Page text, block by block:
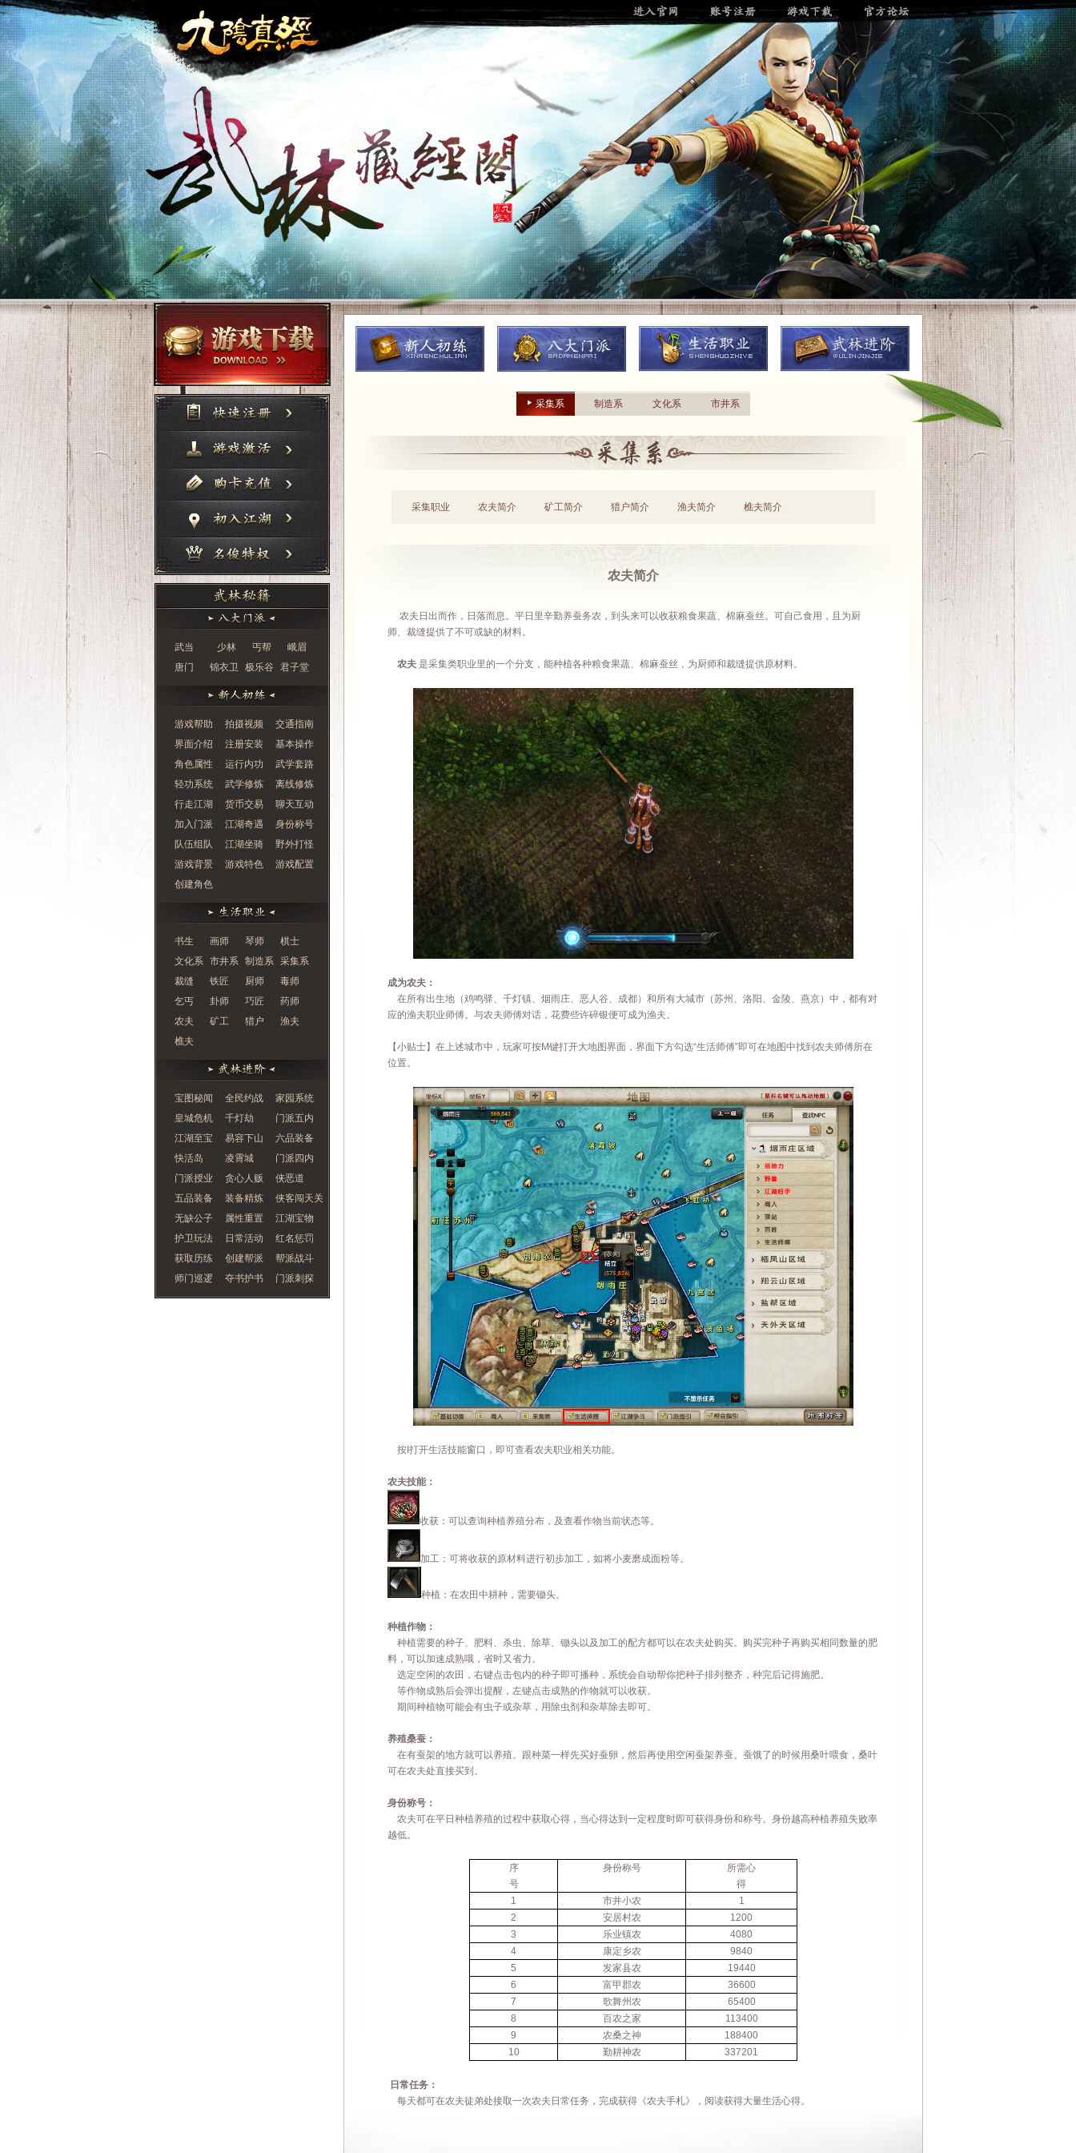
武当 少林 丐帮
峨眉
唐门
锦衣卫 极乐谷 君子堂
游戏帮助 拍摄视频
交通指南
界面介绍
注册安装
基本操作
角色属性
运行内功
武学套路
轻功系统
武学修炼
离线修炼
行走江湖
货币交易
聊天互动
加入门派
江湖奇遇
身份称号
队伍组队
江湖坐骑
野外打怪
游戏背景
游戏特色
游戏配置
创建角色
书生 画师 琴师
棋士
文化系 市井系 制造系 采集系
裁缝
铁匠 厨师
毒师
乞丐
卦师 巧匠
药师
农夫
矿工 猎户
渔夫
樵夫
宝图秘闻 全民约战
家园系统
皇城危机
千灯劫
门派五内
江湖至宝
易容下山
六品装备
快活岛
凌霄城
门派四内
门派授业
贪心人贩
侠恶道
五品装备
装备精炼
侠客闯天关
无缺公子
属性重置
江湖宝物
护卫玩法
日常活动
红名惩罚
获取历练
创建帮派
帮派战斗
师门巡逻
夺书护书 门派刺探
采集系 制造系 文化系 市井系
采集职业 农夫简介 矿工简介 猎户简介 渔夫简介 樵夫简介
农夫简介
农夫日出而作，日落而息。平日里辛勤养蚕务农，到头来可以收获粮食果蔬、棉麻蚕丝。可自己食用，且为厨
师、裁缝提供了不可或缺的材料。
农夫 是采集类职业里的一个分支，能种植各种粮食果蔬、棉麻蚕丝，为厨师和裁缝提供原材料。
成为农夫：
在所有出生地（鸡鸣驿、千灯镇、烟雨庄、恶人谷、成都）和所有大城市（苏州、洛阳、金陵、燕京）中，都有对
应的渔夫职业师傅。与农夫师傅对话，花费些许碎银便可成为渔夫。
【小贴士】在上述城市中，玩家可按M键打开大地图界面，界面下方勾选“生活师傅”即可在地图中找到 农夫师傅所在
位置。
按 打开生活技能窗口，即可查看农夫职业相关功能。
农夫技能：
收获：可以查询种植养殖分布，及查看作物当前状态等。
加工：可将收获的原材料进行初步加工，如将小麦磨成面粉等。
种植：在农田中耕种，需要锄头。
种植作物：
种植需要的种子、肥料、杀虫、除草、锄头以及加工的配方都可以在农夫处购买。购买完种子再购买相同数量的肥
料，可以加速成熟哦，省时又省力。
选定空闲的农田，右键点击包内的种子即可播种，系统会自动帮你把种子排列整齐，种完后记得施肥。
等作物成熟后会弹出提醒，左键点击成熟的作物就可以收获。
期间种植物可能会有虫子或杂草，用除虫剂和杂草除去即可。
养殖桑蚕：
在有蚕架的地方就可以养殖。跟种菜一样先买好蚕卵，然后再使用空闲蚕架养蚕。蚕饿了的时候用桑叶喂食，桑叶
可在农夫处直接买到。
身份称号：
农夫可在平日种植养殖的过程中获取心得，当心得达到一定程度时即可获得身份和称号。身份越高种植养殖失败率
越低。
序
号
身份称号
所需心
得
1
市井小农
1
2
安居村农
1200
3
乐业镇农
4080
4
康定乡农
9840
5
发家县农
19440
6
富甲郡农
36600
7
歌舞州农
65400
8
百农之家
113400
9
农桑之神
188400
10
勤耕神农 337201
日常任务：
每天都可在农夫徒弟处接取一次农夫日常任务，完成获得《农夫手札》，阅读获得大量生活心得。